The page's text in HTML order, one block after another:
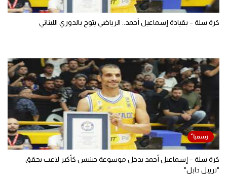
كرة سلة – بقيادة إسماعيل أحمد.. الرياضي يتوج بالدوري اللبناني
كرة سلة – إسماعيل أحمد يدخل موسوعة جينيس كأكبر لاعب يحقق
"تريبل دابل"